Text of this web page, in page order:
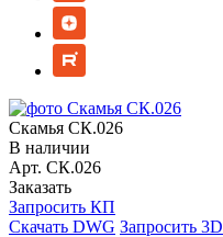
Скамья СК.026
В наличии
Арт. СК.026
Заказать
Запросить КП
Скачать DWG Запросить 3D